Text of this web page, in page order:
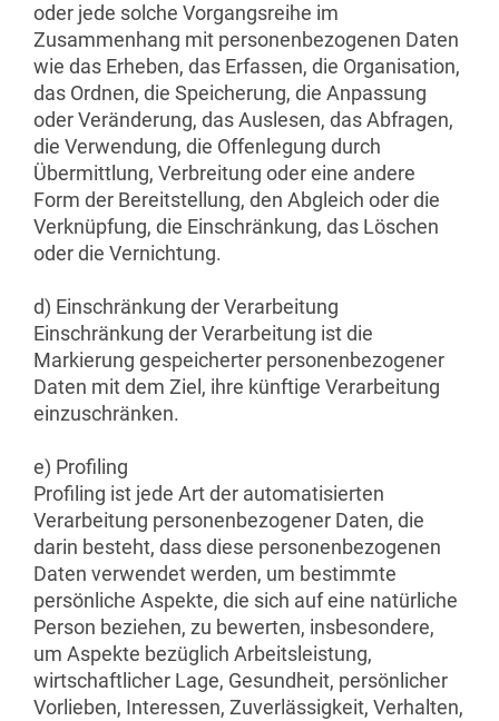
oder jede solche Vorgangsreihe im
Zusammenhang mit personenbezogenen Daten
wie das Erheben, das Erfassen, die Organisation,
das Ordnen, die Speicherung, die Anpassung
oder Veränderung, das Auslesen, das Abfragen,
die Verwendung, die Offenlegung durch
Übermittlung, Verbreitung oder eine andere
Form der Bereitstellung, den Abgleich oder die
Verknüpfung, die Einschränkung, das Löschen
oder die Vernichtung.
d) Einschränkung der Verarbeitung
Einschränkung der Verarbeitung ist die
Markierung gespeicherter personenbezogener
Daten mit dem Ziel, ihre künftige Verarbeitung
einzuschränken.
e) Profiling
Profiling ist jede Art der automatisierten
Verarbeitung personenbezogener Daten, die
darin besteht, dass diese personenbezogenen
Daten verwendet werden, um bestimmte
persönliche Aspekte, die sich auf eine natürliche
Person beziehen, zu bewerten, insbesondere,
um Aspekte bezüglich Arbeitsleistung,
wirtschaftlicher Lage, Gesundheit, persönlicher
Vorlieben, Interessen, Zuverlässigkeit, Verhalten,